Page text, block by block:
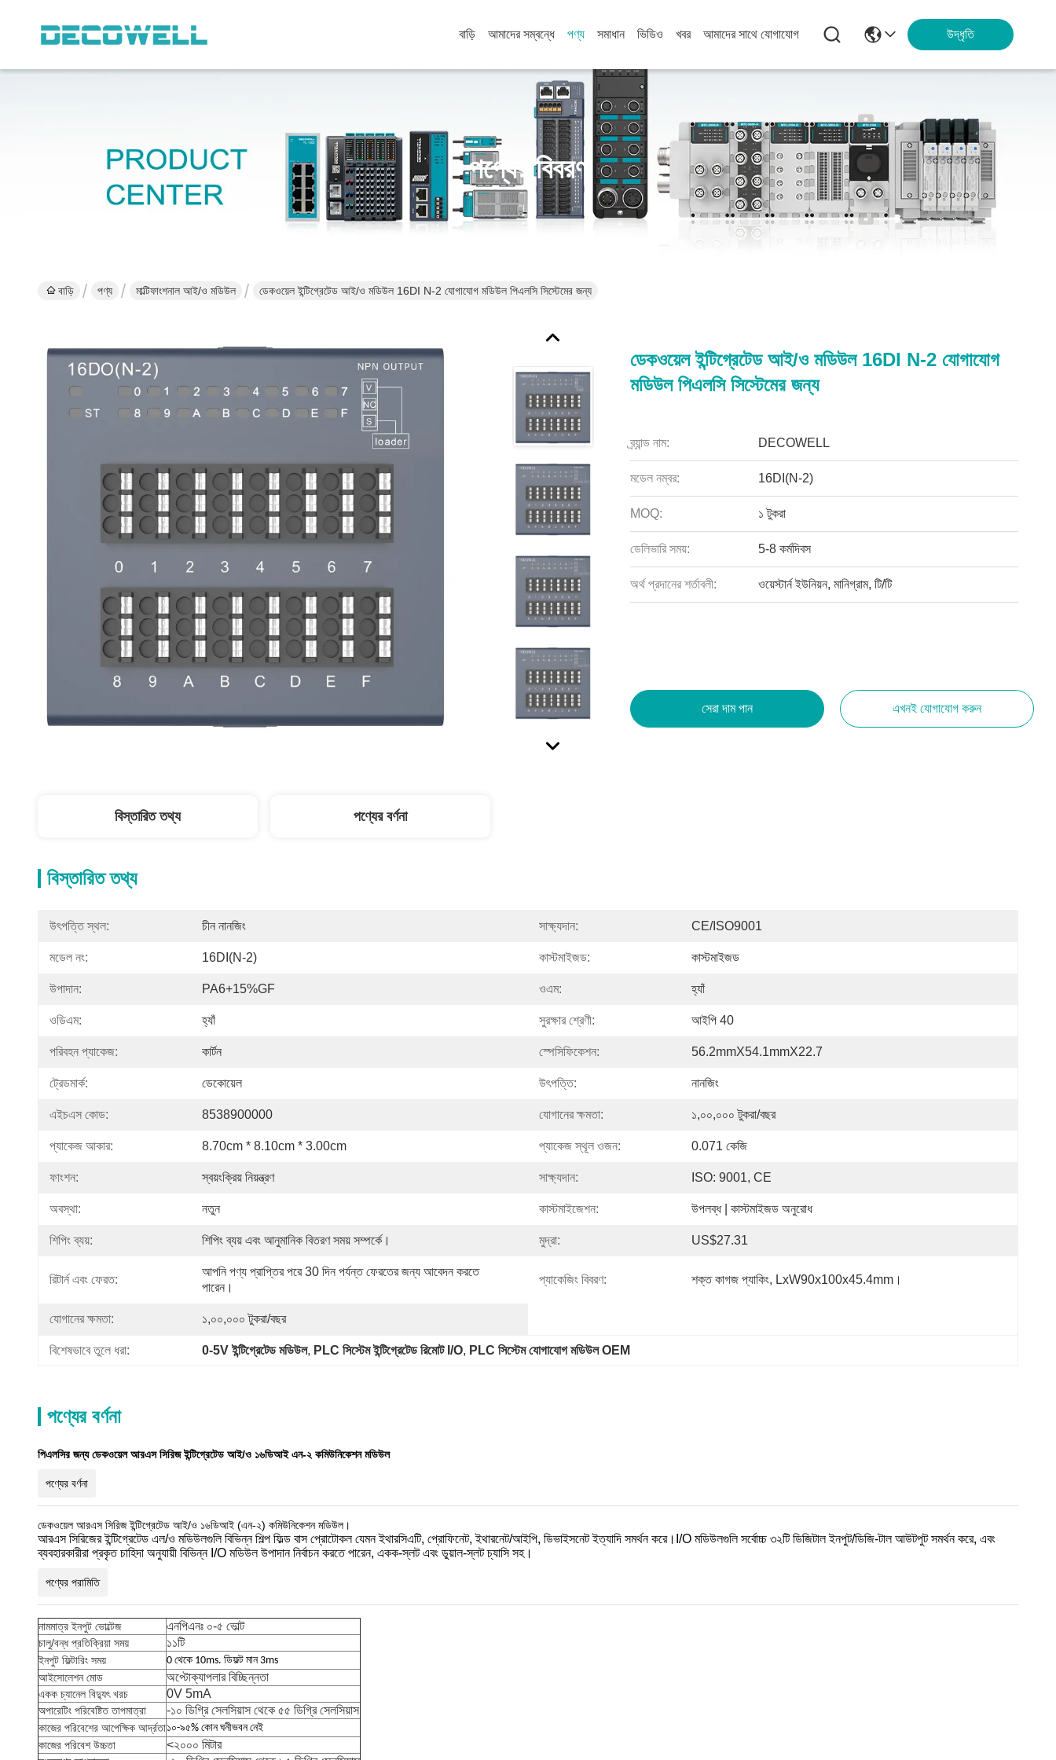
বাড়ি আমাদের সম্বন্ধে পণ্য সমাধান ভিডিও খবর আমাদের সাথে যোগাযোগ উদ্ধৃতি
পণ্যের বিবরণ
বাড়ি পণ্য মাল্টিফাংশনাল আই/ও মডিউল ডেকওয়েল ইন্টিগ্রেটেড আই/ও মডিউল 16DI N-2 যোগাযোগ মডিউল পিএলসি সিস্টেমের জন্য
ডেকওয়েল ইন্টিগ্রেটেড আই/ও মডিউল 16DI N-2 যোগাযোগ
মডিউল পিএলসি সিস্টেমের জন্য
ব্র্যান্ড নাম: DECOWELL
মডেল নম্বর: 16DI(N-2)
MOQ: ১ টুকরা
ডেলিভারি সময়: 5-8 কর্মদিবস
অর্থ প্রদানের শর্তাবলী: ওয়েস্টার্ন ইউনিয়ন, মানিগ্রাম, টি/টি
সেরা দাম পান এখনই যোগাযোগ করুন
বিস্তারিত তথ্য পণ্যের বর্ণনা
বিস্তারিত তথ্য
উৎপত্তি স্থল: চীন নানজিং সাক্ষ্যদান: CE/ISO9001
মডেল নং: 16DI(N-2) কাস্টমাইজড: কাস্টমাইজড
উপাদান: PA6+15%GF ওএম: হ্যাঁ
ওডিএম: হ্যাঁ সুরক্ষার শ্রেণী: আইপি 40
পরিবহন প্যাকেজ: কার্টন স্পেসিফিকেশন: 56.2mmX54.1mmX22.7
ট্রেডমার্ক: ডেকোয়েল উৎপত্তি: নানজিং
এইচএস কোড: 8538900000 যোগানের ক্ষমতা: ১,০০,০০০ টুকরা/বছর
প্যাকেজ আকার: 8.70cm * 8.10cm * 3.00cm প্যাকেজ স্থূল ওজন: 0.071 কেজি
ফাংশন: স্বয়ংক্রিয় নিয়ন্ত্রণ সাক্ষ্যদান: ISO: 9001, CE
অবস্থা: নতুন কাস্টমাইজেশন: উপলব্ধ | কাস্টমাইজড অনুরোধ
শিপিং ব্যয়: শিপিং ব্যয় এবং আনুমানিক বিতরণ সময় সম্পর্কে। মুদ্রা: US$27.31
রিটার্ন এবং ফেরত:
আপনি পণ্য প্রাপ্তির পরে 30 দিন পর্যন্ত ফেরতের জন্য আবেদন করতে
পারেন।
প্যাকেজিং বিবরণ: শক্ত কাগজ প্যাকিং, LxW90x100x45.4mm।
যোগানের ক্ষমতা: ১,০০,০০০ টুকরা/বছর
বিশেষভাবে তুলে ধরা: 0-5V ইন্টিগ্রেটেড মডিউল, PLC সিস্টেম ইন্টিগ্রেটেড রিমোট I/O, PLC সিস্টেম যোগাযোগ মডিউল OEM
পণ্যের বর্ণনা
পিএলসির জন্য ডেকওয়েল আরএস সিরিজ ইন্টিগ্রেটেড আই/ও ১৬ডিআই এন-২ কমিউনিকেশন মডিউল
পণ্যের বর্ণনা
ডেকওয়েল আরএস সিরিজ ইন্টিগ্রেটেড আই/ও ১৬ডিআই (এন-২) কমিউনিকেশন মডিউল।
আরএস সিরিজের ইন্টিগ্রেটেড এল/ও মডিউলগুলি বিভিন্ন শিল্প ফিল্ড বাস প্রোটোকল যেমন ইথারসিএটি, প্রোফিনেট, ইথারনেট/আইপি, ডিভাইসনেট ইত্যাদি সমর্থন করে।I/O মডিউলগুলি সর্বোচ্চ ৩২টি ডিজিটাল ইনপুট/ডিজি-টাল আউটপুট সমর্থন করে, এবং
ব্যবহারকারীরা প্রকৃত চাহিদা অনুযায়ী বিভিন্ন I/O মডিউল উপাদান নির্বাচন করতে পারেন, একক-স্লট এবং ডুয়াল-স্লট চ্যাসি সহ।
পণ্যের পরামিতি
নামমাত্র ইনপুট ভোল্টেজ এনপিএনঃ ০-৫ ভোল্ট
চালু/বন্ধ প্রতিক্রিয়া সময় ১১টি
ইনপুট ফিল্টারিং সময় 0 থেকে 10ms. ডিফল্ট মান 3ms
আইসোলেশন মোড অপ্টোক্যাপলার বিচ্ছিন্নতা
একক চ্যানেল বিদ্যুৎ খরচ 0V 5mA
অপারেটিং পরিবেষ্টিত তাপমাত্রা -১০ ডিগ্রি সেলসিয়াস থেকে ৫৫ ডিগ্রি সেলসিয়াস
কাজের পরিবেশের আপেক্ষিক আর্দ্রতা১০-৯৫% কোন ঘনীভবন নেই
কাজের পরিবেশ উচ্চতা <২০০০ মিটার